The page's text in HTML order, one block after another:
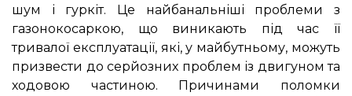
шум і гуркіт. Це найбанальніші проблеми з
газонокосаркою, що виникають під час її
тривалої експлуатації, які, у майбутньому, можуть
призвести до серйозних проблем із двигуном та
ходовою частиною. Причинами поломки